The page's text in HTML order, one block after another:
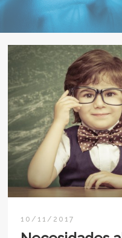
10/11/2017